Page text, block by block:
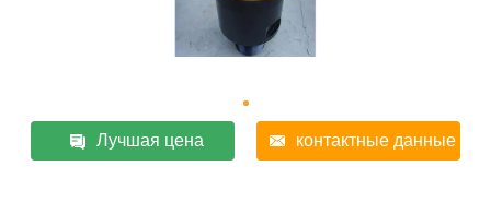
Лучшая цена контактные данные